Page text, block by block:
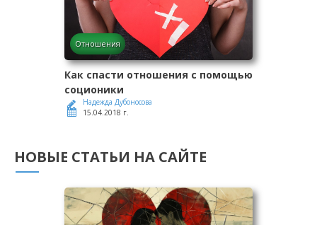
Отношения
Как спасти отношения с помощью
соционики
Надежда Дубоносова
15.04.2018 г.
НОВЫЕ СТАТЬИ НА САЙТЕ